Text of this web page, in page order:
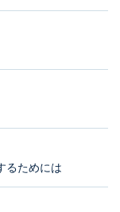
るためには